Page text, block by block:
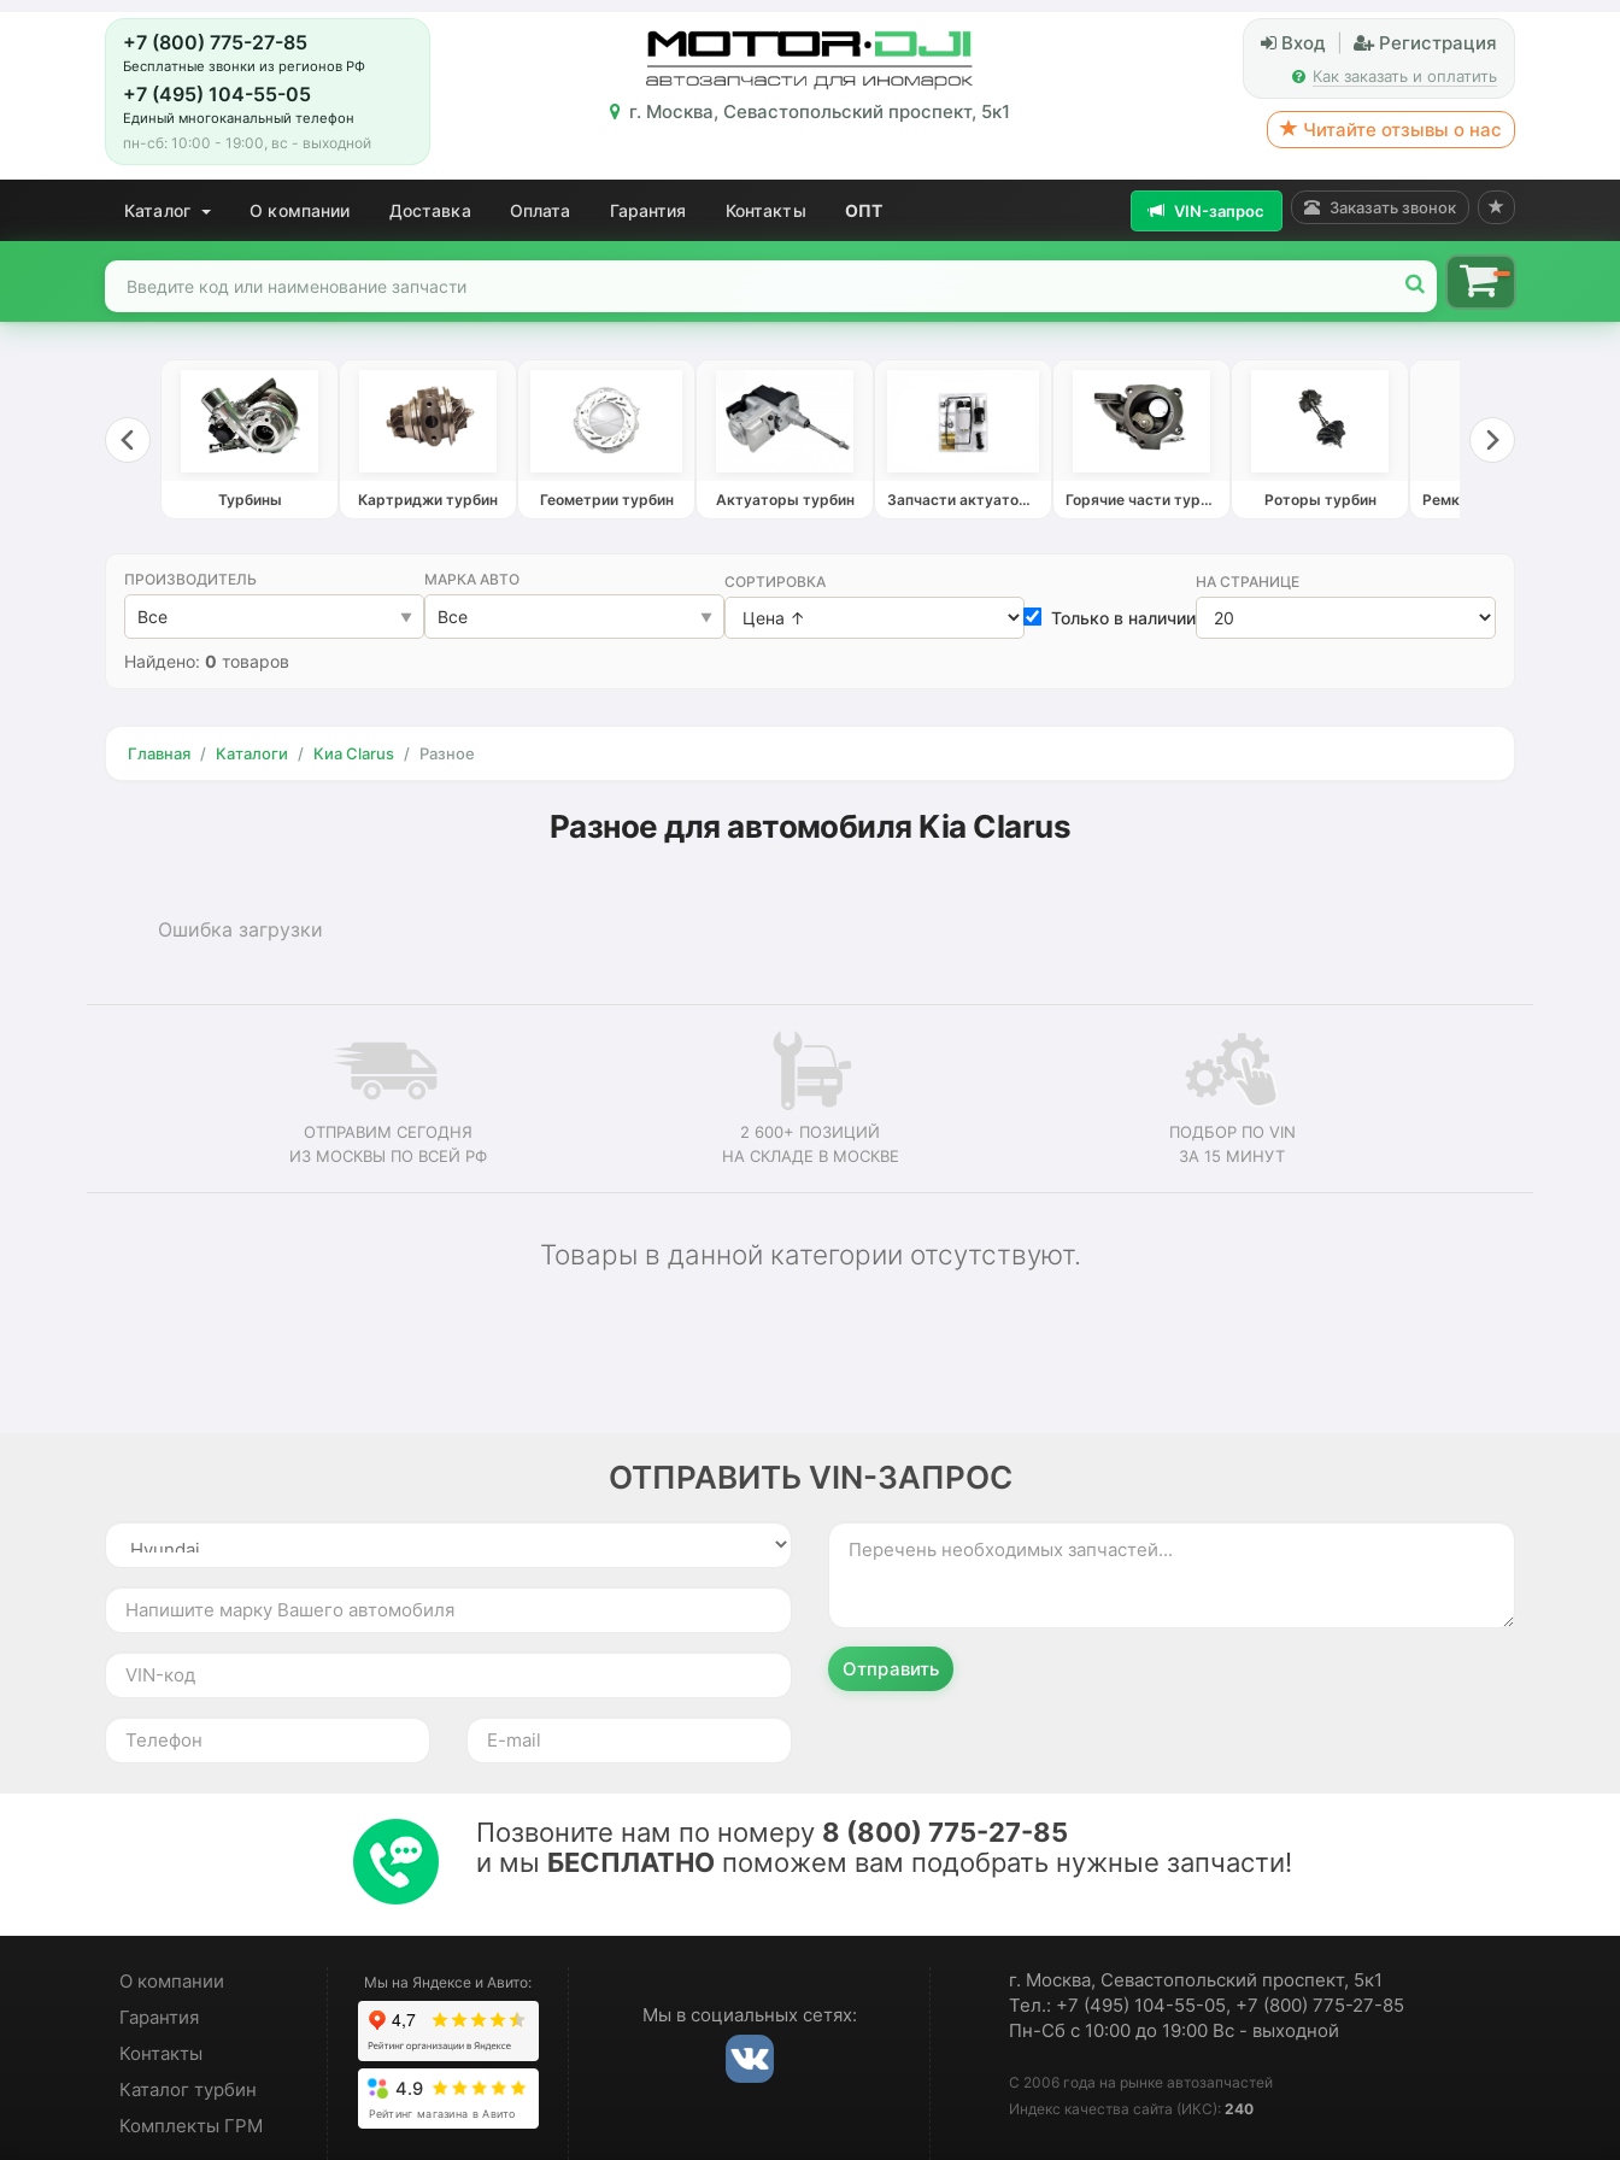
+7 (800) 775-27-85
Бесплатные звонки из регионов РФ
+7 (495) 104-55-05
Единый многоканальный телефон
пн-сб: 10:00 - 19:00, вс - выходной
г. Москва, Севастопольский проспект, 5к1
Вход Регистрация
Как заказать и оплатить
Читайте отзывы о нас
Каталог О компании Доставка Оплата Гарантия Контакты ОПТ Заказать звонок
VIN-запрос
Турбины Картриджи турбин Геометрии турбин Актуаторы турбин Запчасти актуаторов турбин Горячие части турбин Роторы турбин
ПРОИЗВОДИТЕЛЬ
Все
МАРКА АВТО
Все
СОРТИРОВКА
Только в наличии
НА СТРАНИЦЕ
Найдено: 0 товаров
Главная Каталоги Киа Clarus Разное
Разное для автомобиля Kia Clarus
Ошибка загрузки
ОТПРАВИМ СЕГОДНЯ
ИЗ МОСКВЫ ПО ВСЕЙ РФ
2 600+ ПОЗИЦИЙ
НА СКЛАДЕ В МОСКВЕ
ПОДБОР ПО VIN
ЗА 15 МИНУТ
Товары в данной категории отсутствуют.
ОТПРАВИТЬ VIN-ЗАПРОС
Отправить
Позвоните нам по номеру 8 (800) 775-27-85
и мы БЕСПЛАТНО поможем вам подобрать нужные запчасти!
О компании
Гарантия
Контакты
Каталог турбин
Комплекты ГРМ
Мы на Яндексе и Авито:
4.9
Рейтинг магазина в Авито
Мы в социальных сетях:
г. Москва, Севастопольский проспект, 5к1
Тел.: +7 (495) 104-55-05, +7 (800) 775-27-85
Пн-Сб с 10:00 до 19:00 Вс - выходной
С 2006 года на рынке автозапчастей
Индекс качества сайта (ИКС): 240